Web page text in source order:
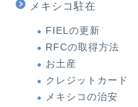
メキシコ駐在
FIELの更新
RFCの取得方法
お土産
クレジットカード
メキシコの治安
広告